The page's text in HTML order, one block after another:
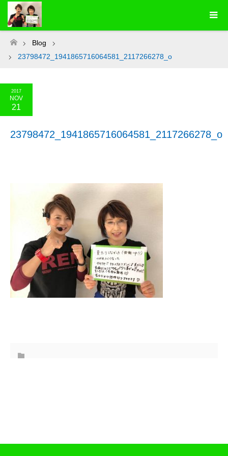
ホーム
Blog
23798472_1941865716064581_2117266278_o
2017
NOV
21
23798472_1941865716064581_2117266278_o